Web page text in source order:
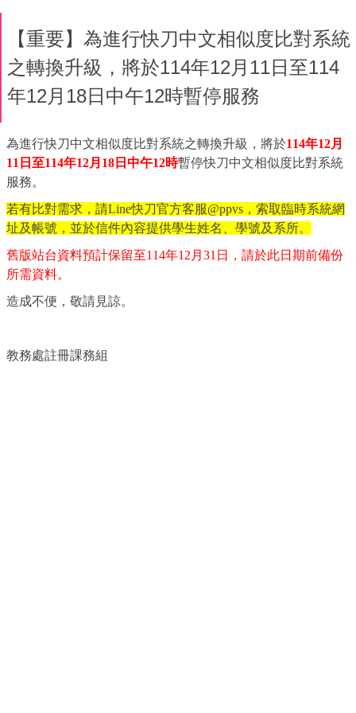
【重要】為進行快刀中文相似度比對系統
之轉換升級，將於114年12月11日至114
年12月18日中午12時暫停服務
為進行快刀中文相似度比對系統之轉換升級，將於114年12月
11日至114年12月18日中午12時暫停快刀中文相似度比對系統
服務。
若有比對需求，請Line快刀官方客服@ppvs，索取臨時系統網
址及帳號，並於信件內容提供學生姓名、學號及系所。
舊版站台資料預計保留至114年12月31日，請於此日期前備份
所需資料。
造成不便，敬請見諒。
教務處註冊課務組